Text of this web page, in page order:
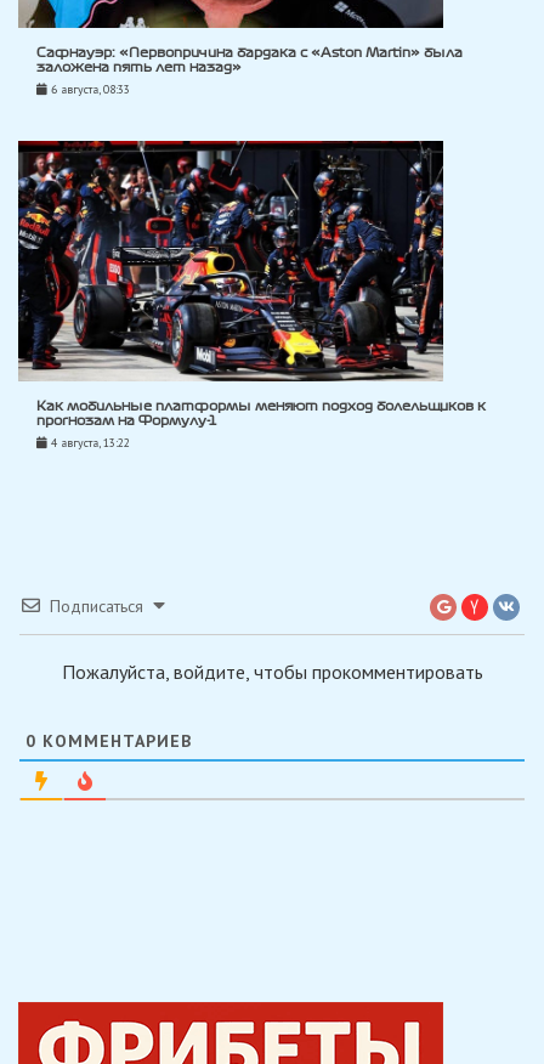
Сафнауэр: «Первопричина бардака с «Aston Martin» была
заложена пять лет назад»
6 августа, 08:33
Как мобильные платформы меняют подход болельщиков к
прогнозам на Формулу-1
4 августа, 13:22
Подписаться
Пожалуйста, войдите, чтобы прокомментировать
0 КОММЕНТАРИЕВ